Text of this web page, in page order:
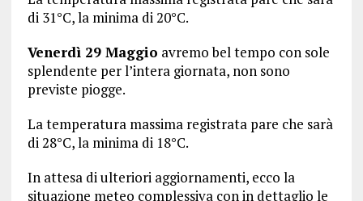
di 31°C, la minima di 20°C.
Venerdì 29 Maggio avremo bel tempo con sole
splendente per l’intera giornata, non sono
previste piogge.
La temperatura massima registrata pare che sarà
di 28°C, la minima di 18°C.
In attesa di ulteriori aggiornamenti, ecco la
situazione meteo complessiva con in dettaglio le